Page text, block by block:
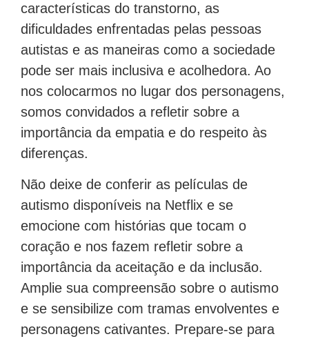
características do transtorno, as
dificuldades enfrentadas pelas pessoas
autistas e as maneiras como a sociedade
pode ser mais inclusiva e acolhedora. Ao
nos colocarmos no lugar dos personagens,
somos convidados a refletir sobre a
importância da empatia e do respeito às
diferenças.
Não deixe de conferir as películas de
autismo disponíveis na Netflix e se
emocione com histórias que tocam o
coração e nos fazem refletir sobre a
importância da aceitação e da inclusão.
Amplie sua compreensão sobre o autismo
e se sensibilize com tramas envolventes e
personagens cativantes. Prepare-se para